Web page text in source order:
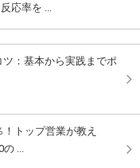
応率を ...
：基本から実践までポ
トップ営業が教え
...